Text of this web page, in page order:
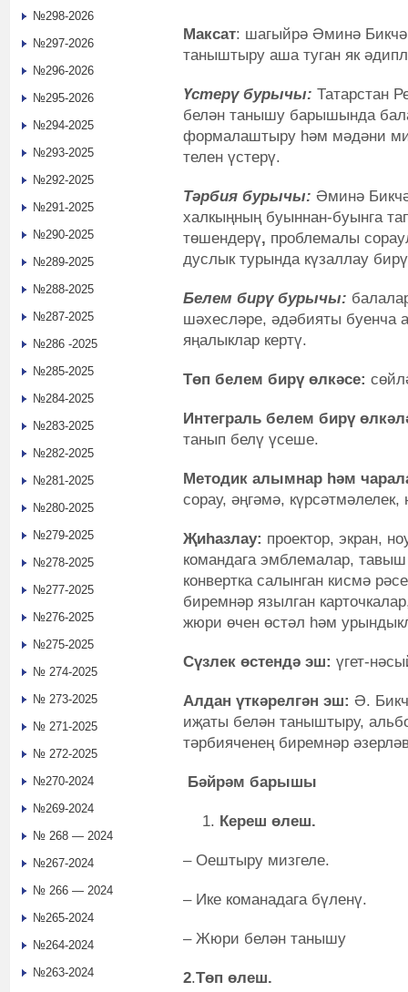
Максат: шагыйрә Әминә
таныштыру аша туган як
Үстерү бурычы: Татарстан
белән танышу барышында
формалаштыру һәм мәдәни
телен үстерү.
Тәрбия бурычы: Әминә
халкыңның буыннан-буынга
төшендерү, проблемалы
дуслык турында күзаллау
Белем бирү бурычы:
шәхесләре, әдәбияты буенча
яңалыклар кертү.
Төп белем бирү өлкәсе:
Интеграль белем бирү
танып белү үсеше.
Методик алымнар һәм
сорау, әңгәмә,
Җиһазлау: проектор, экран,
командага эмблемалар,
конвертка салынган кисмә
биремнәр язылган
жюри өчен өстәл һәм
Сүзлек өстендә эш: үгет-
Алдан үткәрелгән эш: Ә.
иҗаты белән таныштыру,
тәрбияченең биремнәр
Бәйрәм барышы
Кереш өлеш.
– Оештыру мизгеле.
– Ике команадага бүленү.
– Жюри белән танышу
2.Төп өлеш.
№298-2026
№297-2026
№296-2026
№295-2026
№294-2025
№293-2025
№292-2025
№291-2025
№290-2025
№289-2025
№288-2025
№287-2025
№286 -2025
№285-2025
№284-2025
№283-2025
№282-2025
№281-2025
№280-2025
№279-2025
№278-2025
№277-2025
№276-2025
№275-2025
№ 274-2025
№ 273-2025
№ 271-2025
№ 272-2025
№270-2024
№269-2024
№ 268 — 2024
№267-2024
№ 266 — 2024
№265-2024
№264-2024
№263-2024